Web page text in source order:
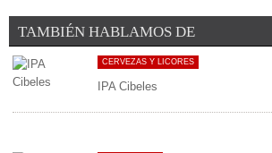
TAMBIÉN HABLAMOS DE
CERVEZAS Y LICORES
IPA Cibeles